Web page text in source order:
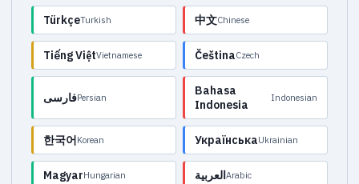
TürkçeTurkish 中文Chinese
Tiếng ViệtVietnamese ČeštinaCzech
فارسیPersian
Bahasa
Indonesia
Indonesian
한국어Korean УкраїнськаUkrainian
MagyarHungarian العربيةArabic